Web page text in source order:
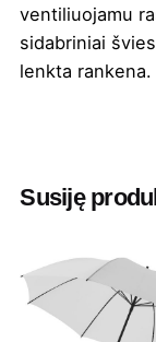
ventiliuojamu
sidabriniai
lenkta rankena.
Medžiaga
Susiję